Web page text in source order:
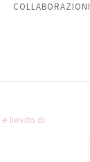
COLLABORAZIONI